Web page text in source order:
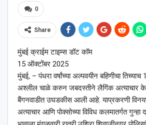
0
Share
मुंबई क्राईम टाइम्स डॉट कॉम
15 ऑक्टोंबर 2025
मुंबई, – पंधरा वर्षांच्या अल्पवयीन बहिणीचा तिच्याच
अश्लील चाळे करुन जबदस्तीने लैगिंक अत्याचार
बैंगनवाडीत उघडकीस आली आहे. याप्रकरणी
अत्याचार आणि पोक्सोच्या विविध कलमातर्गत गुन्हा